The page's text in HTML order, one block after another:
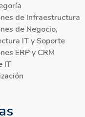
de Infraestructura
de Negocio,
IT y Soporte
ERP y CRM
IT